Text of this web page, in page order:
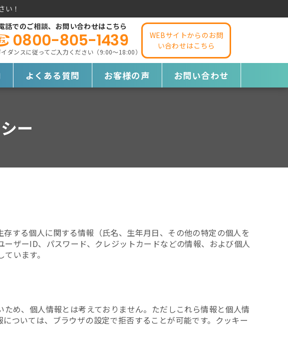
い！
話でのご相談、お問い合わせはこちら
0800-805-1439
ダンスに従ってご入力ください（9:00～18:00）
WEBサイトからのお問
い合わせはこちら
よくある質問 お客様の声 お問い合わせ
ー
する個人に関する情報（氏名、生年月日、その他の特定の個人を
ザーID、パスワード、クレジットカードなどの情報、および個人
います。
め、個人情報とは考えておりません。ただしこれら情報と個人情
ついては、ブラウザの設定で拒否することが可能です。クッキー